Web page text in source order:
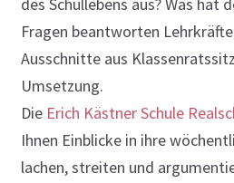
des Schullebens aus? Was
Fragen beantworten
Ausschnitte aus
Umsetzung.
Die Erich Kästner Schule
Ihnen Einblicke in ihre
lachen, streiten und